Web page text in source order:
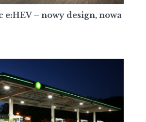
e:HEV – nowy design, nowa